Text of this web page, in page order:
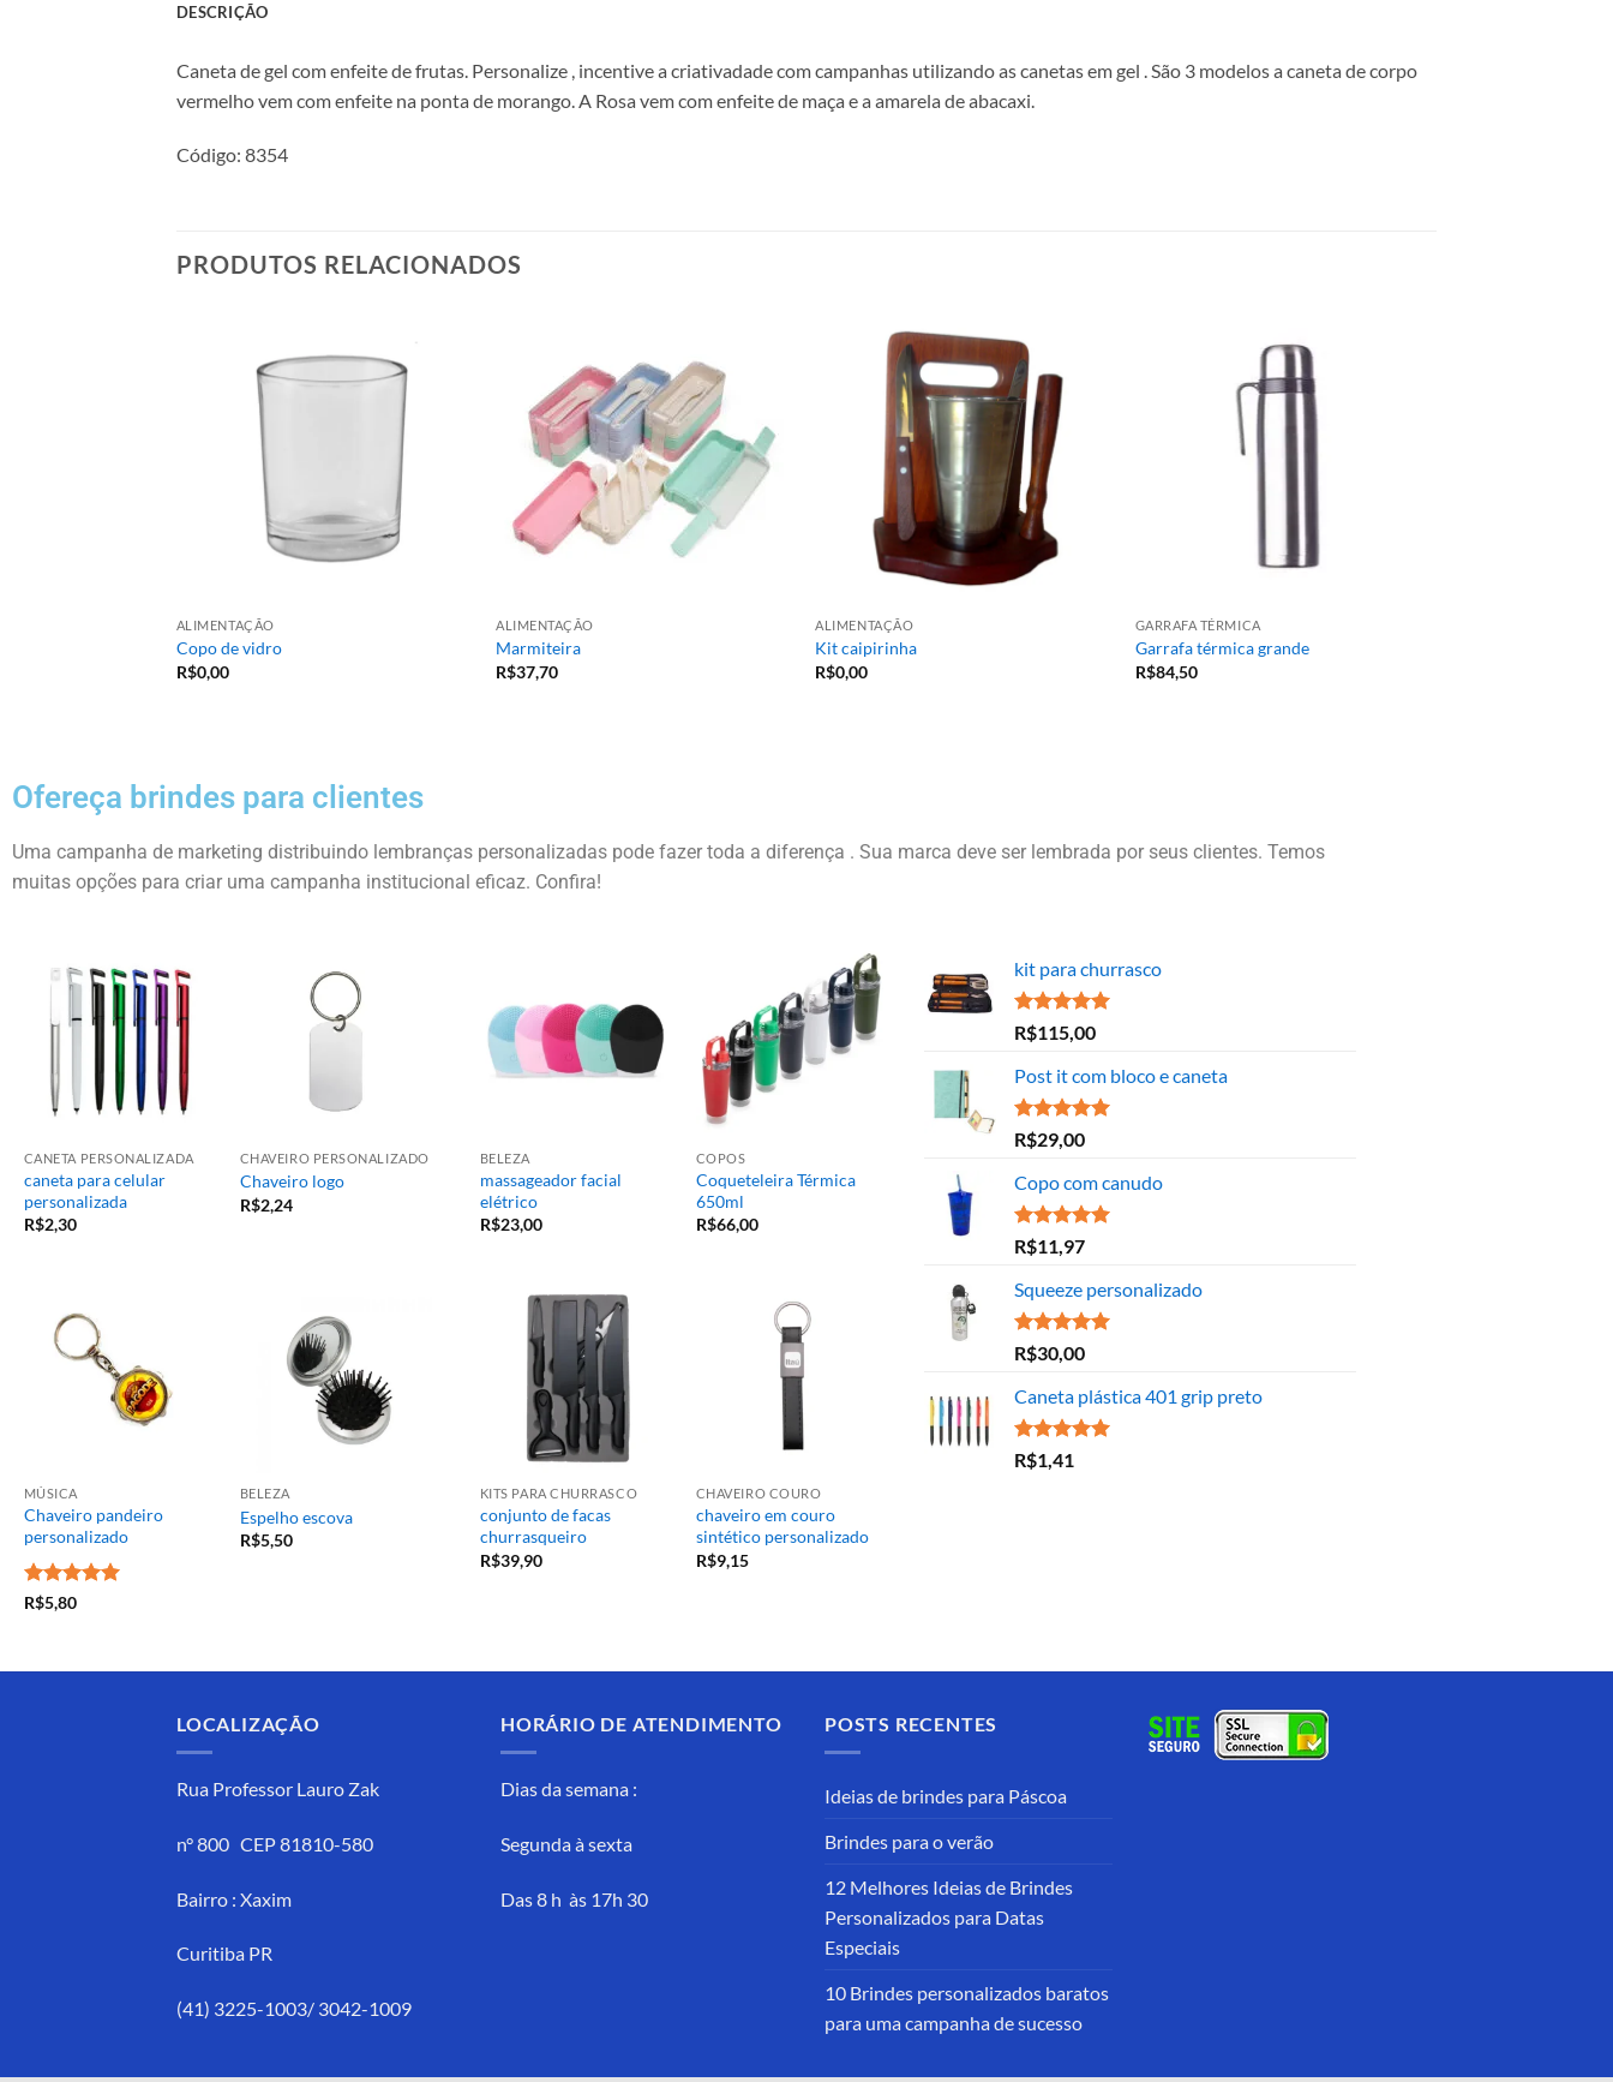
DESCRIÇÃO
Caneta de gel com enfeite de frutas. Personalize , incentive a criativadade com campanhas utilizando as canetas em gel . São 3 modelos a caneta de corpo
vermelho vem com enfeite na ponta de morango. A Rosa vem com enfeite de maça e a amarela de abacaxi.
Código: 8354
PRODUTOS RELACIONADOS
ALIMENTAÇÃO
Copo de vidro
R$0,00
ALIMENTAÇÃO
Marmiteira
R$37,70
ALIMENTAÇÃO
Kit caipirinha
R$0,00
GARRAFA TÉRMICA
Garrafa térmica grande
R$84,50
Ofereça brindes para clientes
Uma campanha de marketing distribuindo lembranças personalizadas pode fazer toda a diferença . Sua marca deve ser lembrada por seus clientes. Temos
muitas opções para criar uma campanha institucional eficaz. Confira!
CANETA PERSONALIZADA
caneta para celular
personalizada
R$2,30
CHAVEIRO PERSONALIZADO
Chaveiro logo
R$2,24
MÚSICA
Chaveiro pandeiro
personalizado
Avaliação
R$5,80
BELEZA
Espelho escova
R$5,50
BELEZA
massageador facial
elétrico
R$23,00
COPOS
Coqueteleira Térmica
650ml
R$66,00
KITS PARA CHURRASCO
conjunto de facas
churrasqueiro
R$39,90
CHAVEIRO COURO
chaveiro em couro
sintético personalizado
R$9,15
kit para churrasco
Avaliação
5.00
de 5
R$115,00
Post it com bloco e caneta
Avaliação
5.00
de 5
R$29,00
Copo com canudo
Avaliação
5.00
de 5
R$11,97
Squeeze personalizado
Avaliação
5.00
de 5
R$30,00
Caneta plástica 401 grip preto
Avaliação
5.00 de 5
R$1,41
LOCALIZAÇÃO
Rua Professor Lauro Zak
n° 800 CEP 81810-580
Bairro : Xaxim
Curitiba PR
(41) 3225-1003/ 3042-1009
HORÁRIO DE ATENDIMENTO
Dias da semana :
Segunda à sexta
Das 8 h às 17h 30
POSTS RECENTES
Ideias de brindes para Páscoa
Brindes para o verão
12 Melhores Ideias de Brindes
Personalizados para Datas
Especiais
10 Brindes personalizados baratos
para uma campanha de sucesso